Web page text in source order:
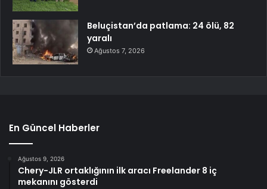
Beluçistan’da patlama: 24 ölü, 82
yaralı
Ağustos 7, 2026
En Güncel Haberler
Ağustos 9, 2026
Chery-JLR ortaklığının ilk aracı Freelander 8 iç
mekanını gösterdi